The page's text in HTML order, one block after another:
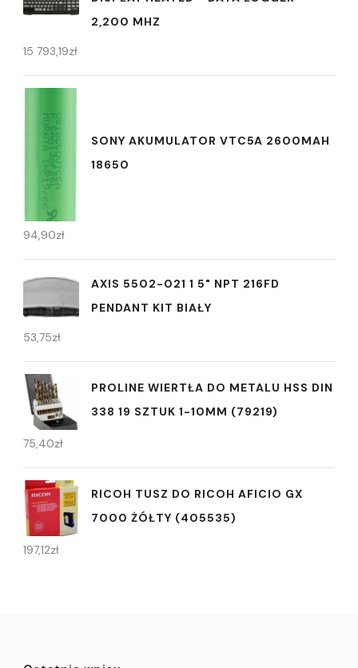
2,200 MHZ
15 793,19zł
SONY AKUMULATOR VTC5A 2600MAH
18650
94,90zł
AXIS 5502-021 1 5" NPT 216FD
PENDANT KIT BIAŁY
53,75zł
PROLINE WIERTŁA DO METALU HSS DIN
338 19 SZTUK 1-10MM (79219)
75,40zł
RICOH TUSZ DO RICOH AFICIO GX
7000 ŻÓŁTY (405535)
197,12zł